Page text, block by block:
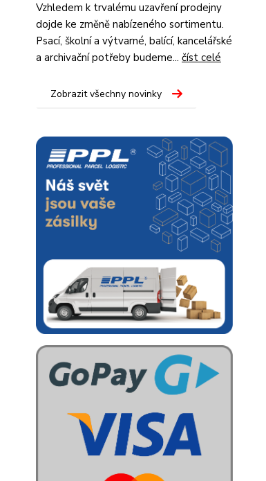
Vzhledem k trvalému uzavření prodejny
dojde ke změně nabízeného sortimentu.
Psací, školní a výtvarné, balící, kancelářské
a archivační potřeby budeme... číst celé
Zobrazit všechny novinky